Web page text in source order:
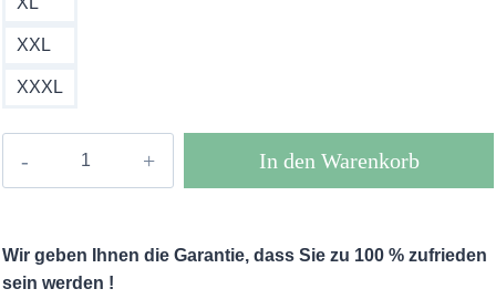
XXL
XXXL
Menge
In den Warenkorb
Wir geben Ihnen die Garantie, dass Sie zu 100 % zufrieden
sein werden !